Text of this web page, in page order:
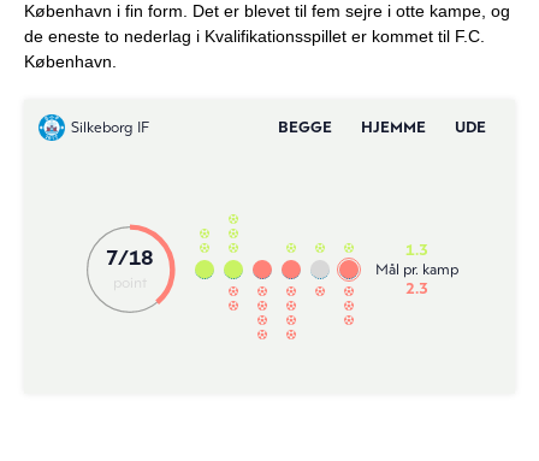
København i fin form. Det er blevet til fem sejre i otte kampe, og
de eneste to nederlag i Kvalifikationsspillet er kommet til F.C.
København.